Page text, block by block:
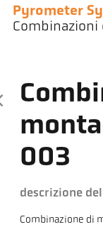
Pyrometer
003
descrizione
Combinazione di